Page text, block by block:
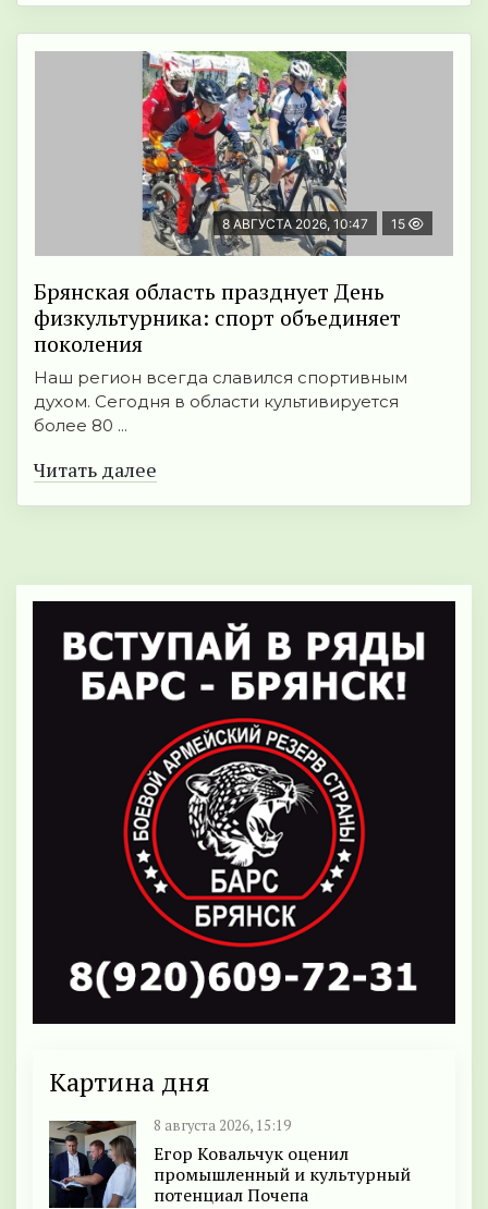
8 АВГУСТА 2026, 10:47 15
Брянская область празднует День
физкультурника: спорт объединяет
поколения
Наш регион всегда славился спортивным
духом. Сегодня в области культивируется
более 80 ...
Читать далее
Картина дня
8 августа 2026, 15:19
Егор Ковальчук оценил
промышленный и культурный
потенциал Почепа